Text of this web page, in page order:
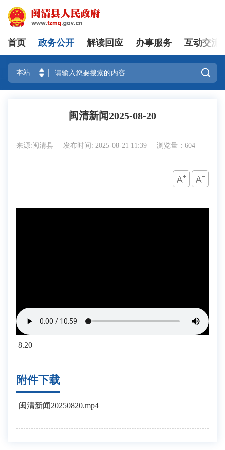
登录
首页 政务公开 解读回应 办事服务 互动交流

闽清新闻2025-08-20
来源:闽清县 发布时间: 2025-08-21 11:39 浏览量：604
8.20
附件下载
闽清新闻20250820.mp4